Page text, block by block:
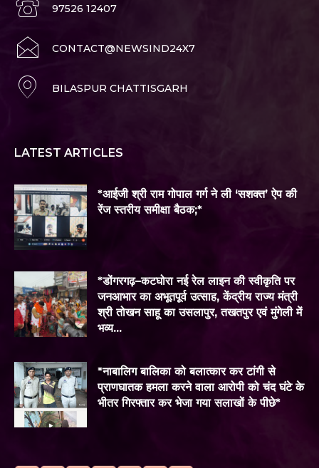
97526 12407
CONTACT@NEWSIND24X7
BILASPUR CHATTISGARH
LATEST ARTICLES
*आईजी श्री राम गोपाल गर्ग ने ली ‘सशक्त’ ऐप की
रेंज स्तरीय समीक्षा बैठक;*
*डोंगरगढ़–कटघोरा नई रेल लाइन की स्वीकृति पर
जनआभार का अभूतपूर्व उत्साह, केंद्रीय राज्य मंत्री
श्री तोखन साहू का उसलापुर, तखतपुर एवं मुंगेली में
भव्य...
*नाबालिग बालिका को बलात्कार कर टांगी से
प्राणघातक हमला करने वाला आरोपी को चंद घंटे के
भीतर गिरफ्तार कर भेजा गया सलाखों के पीछे*